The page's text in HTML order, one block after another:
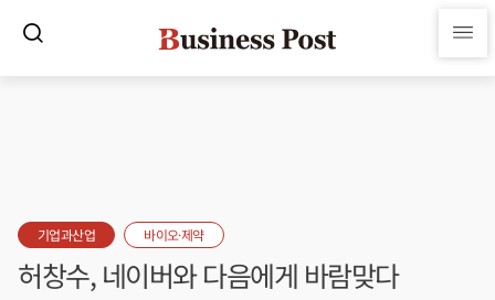
기업과산업 바이오·제약
허창수, 네이버와 다음에게 바람맞다